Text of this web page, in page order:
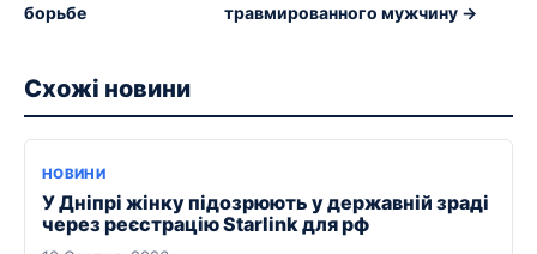
борьбе
травмированного мужчину →
Схожі новини
НОВИНИ
У Дніпрі жінку підозрюють у державній зраді
через реєстрацію Starlink для рф